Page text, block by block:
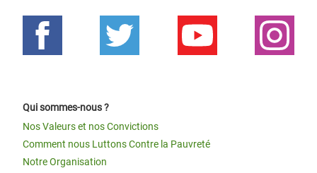
Qui sommes-nous ?
Nos Valeurs et nos Convictions
Comment nous Luttons Contre la Pauvreté
Notre Organisation